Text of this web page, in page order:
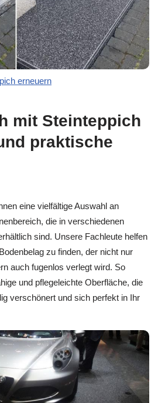
erneuern
mit Steinteppich
praktische
eine vielfältige Auswahl an
die in verschiedenen
sind. Unsere Fachleute helfen
zu finden, der nicht nur
auch fugenlos verlegt wird. So
und pflegeleichte Oberfläche, die
verschönert und sich perfekt in Ihr